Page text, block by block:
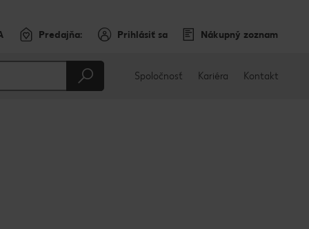
Predajňa: Prihlásiť sa Nákupný zoznam
Spoločnosť Kariéra Kontakt